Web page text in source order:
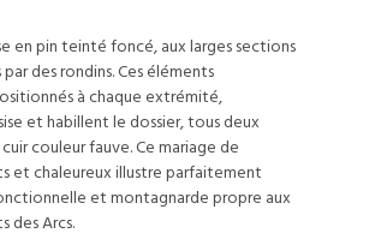
en pin teinté foncé, aux larges sections
des rondins. Ces éléments
à chaque extrémité,
et habillent le dossier, tous deux
couleur fauve. Ce mariage de
et chaleureux illustre parfaitement
et montagnarde propre aux
des Arcs.